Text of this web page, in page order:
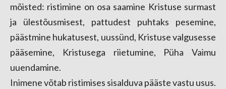
mõisted: ristimine on osa saamine Kristuse surmast
ja ülestõusmisest, pattudest puhtaks pesemine,
päästmine hukatusest, uussünd, Kristuse valgusesse
pääsemine, Kristusega riietumine, Püha Vaimu
uuendamine.
Inimene võtab ristimises sisalduva pääste vastu usus.